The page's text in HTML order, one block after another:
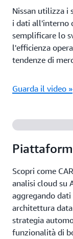
Nissan utilizza i
i dati all'interno
semplificare lo
l'efficienza
tendenze di
Guarda il video »
Scopri come
analisi cloud su
aggregando
architettura
strategia
funzionalità di